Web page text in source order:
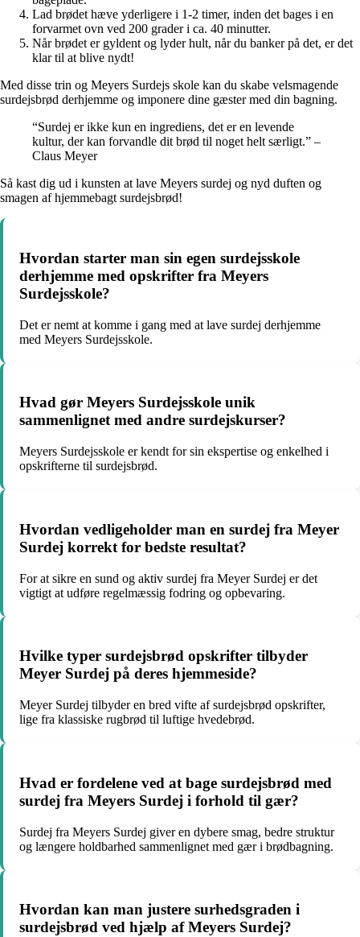
Lad brødet hæve yderligere i 1-2 timer, inden det bages i en
forvarmet ovn ved 200 grader i ca. 40 minutter.
Når brødet er gyldent og lyder hult, når du banker på det, er det
klar til at blive nydt!
Med disse trin og Meyers Surdejs skole kan du skabe velsmagende
surdejsbrød derhjemme og imponere dine gæster med din bagning.
“Surdej er ikke kun en ingrediens, det er en levende
kultur, der kan forvandle dit brød til noget helt særligt.” –
Claus Meyer
Så kast dig ud i kunsten at lave Meyers surdej og nyd duften og
smagen af hjemmebagt surdejsbrød!
Hvordan starter man sin egen surdejsskole
derhjemme med opskrifter fra Meyers
Surdejsskole?
Det er nemt at komme i gang med at lave surdej derhjemme
med Meyers Surdejsskole.
Hvad gør Meyers Surdejsskole unik
sammenlignet med andre surdejskurser?
Meyers Surdejsskole er kendt for sin ekspertise og enkelhed i
opskrifterne til surdejsbrød.
Hvordan vedligeholder man en surdej fra Meyer
Surdej korrekt for bedste resultat?
For at sikre en sund og aktiv surdej fra Meyer Surdej er det
vigtigt at udføre regelmæssig fodring og opbevaring.
Hvilke typer surdejsbrød opskrifter tilbyder
Meyer Surdej på deres hjemmeside?
Meyer Surdej tilbyder en bred vifte af surdejsbrød opskrifter,
lige fra klassiske rugbrød til luftige hvedebrød.
Hvad er fordelene ved at bage surdejsbrød med
surdej fra Meyers Surdej i forhold til gær?
Surdej fra Meyers Surdej giver en dybere smag, bedre struktur
og længere holdbarhed sammenlignet med gær i brødbagning.
Hvordan kan man justere surhedsgraden i
surdejsbrød ved hjælp af Meyers Surdej?